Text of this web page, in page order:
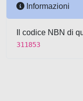
Informazioni
Il codice NBN di
311853